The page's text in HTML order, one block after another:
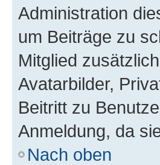
Administration
um Beiträge zu
Mitglied
Avatarbilder,
Beitritt zu
Anmeldung, da
Nach oben